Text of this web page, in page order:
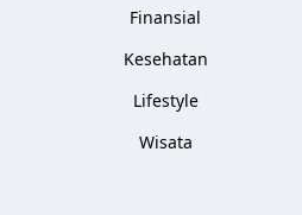
Finansial
Kesehatan
Lifestyle
Wisata